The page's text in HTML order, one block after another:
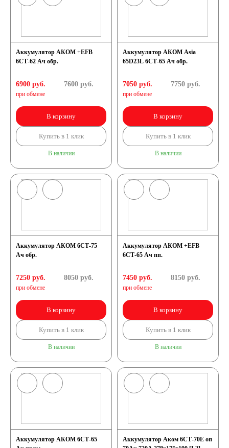
Аккумулятор АКОМ +EFB
6СТ-62 Ач обр.
6900 руб.
при обмене
7600руб.
В корзину
Купить в 1 клик
В наличии
Аккумулятор АКОМ Asia
65D23L 6СТ-65 Ач обр.
7050 руб.
при обмене
7750руб.
В корзину
Купить в 1 клик
В наличии
Аккумулятор АКОМ 6СТ-75
Ач обр.
7250 руб.
при обмене
8050руб.
В корзину
Купить в 1 клик
В наличии
Аккумулятор АКОМ +EFB
6СТ-65 Ач пп.
7450 руб.
при обмене
8150руб.
В корзину
Купить в 1 клик
В наличии
Аккумулятор АКОМ 6СТ-65
Аккумулятор Аком 6СТ-70Е оп